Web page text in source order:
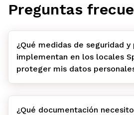
Preguntas
¿Qué medidas de seguridad y
implementan en los locales
proteger mis datos
¿Qué documentación